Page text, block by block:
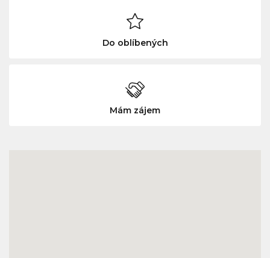
Do oblíbených
Mám zájem